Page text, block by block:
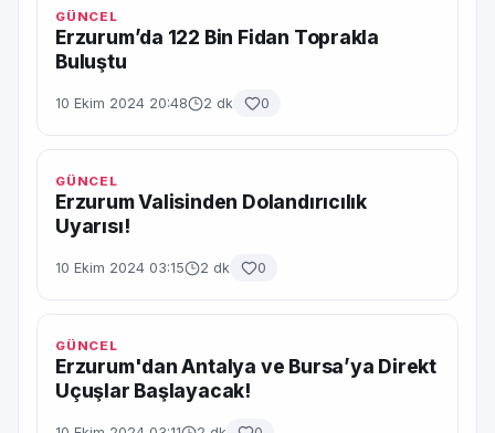
GÜNCEL
Erzurum’da 122 Bin Fidan Toprakla
Buluştu
10 Ekim 2024 20:48 2 dk 0
GÜNCEL
Erzurum Valisinden Dolandırıcılık
Uyarısı!
10 Ekim 2024 03:15 2 dk 0
GÜNCEL
Erzurum'dan Antalya ve Bursa’ya Direkt
Uçuşlar Başlayacak!